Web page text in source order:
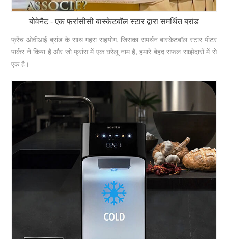
बोवेनैट - एक फ्रांसीसी बास्केटबॉल स्टार द्वारा समर्थित ब्रांड
फ्रेंच ओवीआई ब्रांड के साथ गहरा सहयोग, जिसका समर्थन बास्केटबॉल स्टार पीटर
पार्कर ने किया है और जो फ्रांस में एक घरेलू नाम है, हमारे बेहद सफल साझेदारों में से
एक है।